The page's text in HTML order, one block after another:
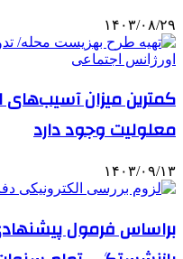
۱۴۰۳/۰۸/۲۹
کمترین میزان آسیب‌های
معلولیت وجود دارد
۱۴۰۳/۰۹/۱۳
براساس فرمول